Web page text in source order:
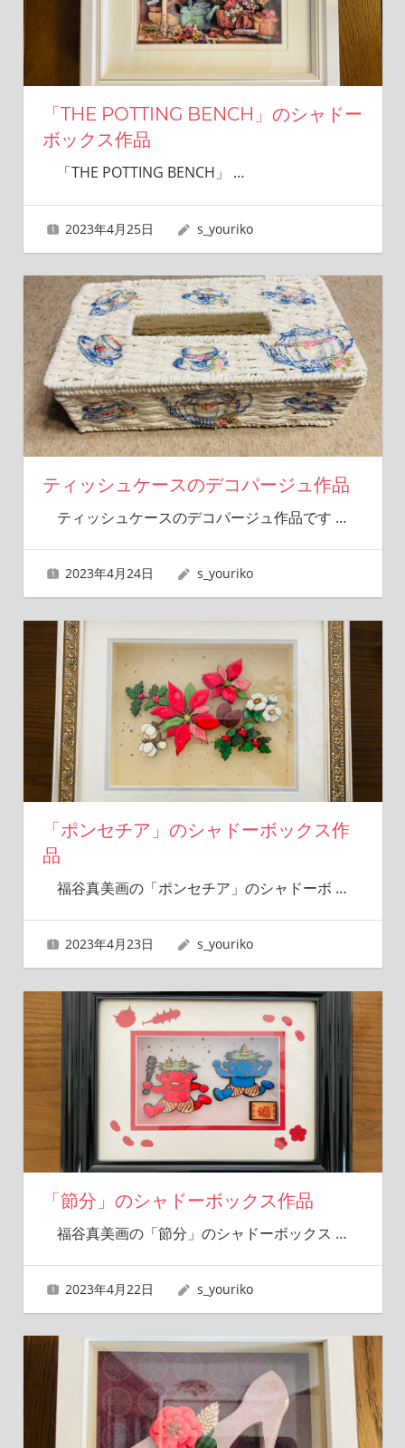
「THE POTTING BENCH」のシャドー
ボックス作品
「THE POTTING BENCH」 …
2023年4月25日 s_youriko
ティッシュケースのデコパージュ作品
ティッシュケースのデコパージュ作品です …
2023年4月24日 s_youriko
「ポンセチア」のシャドーボックス作
品
福谷真美画の「ポンセチア」のシャドーボ …
2023年4月23日 s_youriko
「節分」のシャドーボックス作品
福谷真美画の「節分」のシャドーボックス …
2023年4月22日 s_youriko